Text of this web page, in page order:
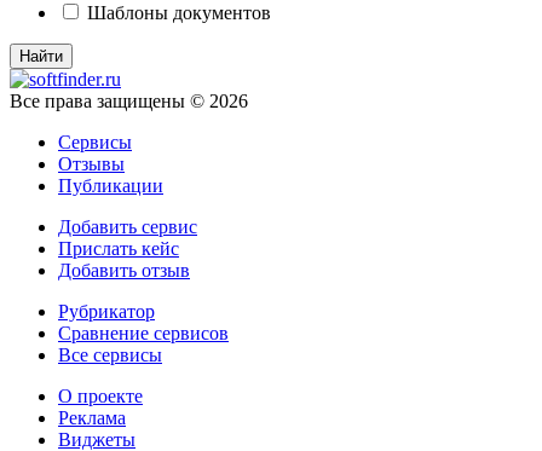
Шаблоны документов
Все права защищены © 2026
Сервисы
Отзывы
Публикации
Добавить сервис
Прислать кейс
Добавить отзыв
Рубрикатор
Сравнение сервисов
Все сервисы
О проекте
Реклама
Виджеты